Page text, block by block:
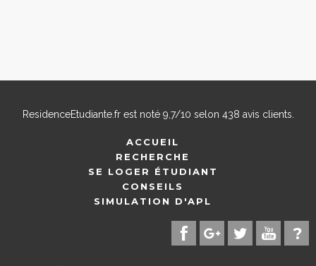
ResidenceEtudiante.frest noté 9,7/10 selon 438 avis clients.
ACCUEIL
RECHERCHE
SE LOGER ÉTUDIANT
CONSEILS
SIMULATION D'APL